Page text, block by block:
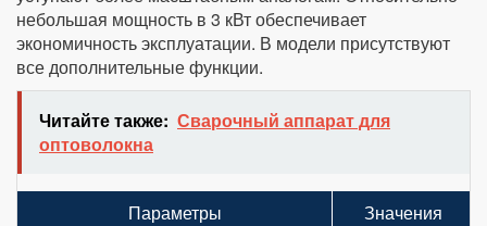
небольшая мощность в 3 кВт обеспечивает
экономичность эксплуатации. В модели присутствуют
все дополнительные функции.
Читайте также: Сварочный аппарат для
оптоволокна
Параметры
Значения